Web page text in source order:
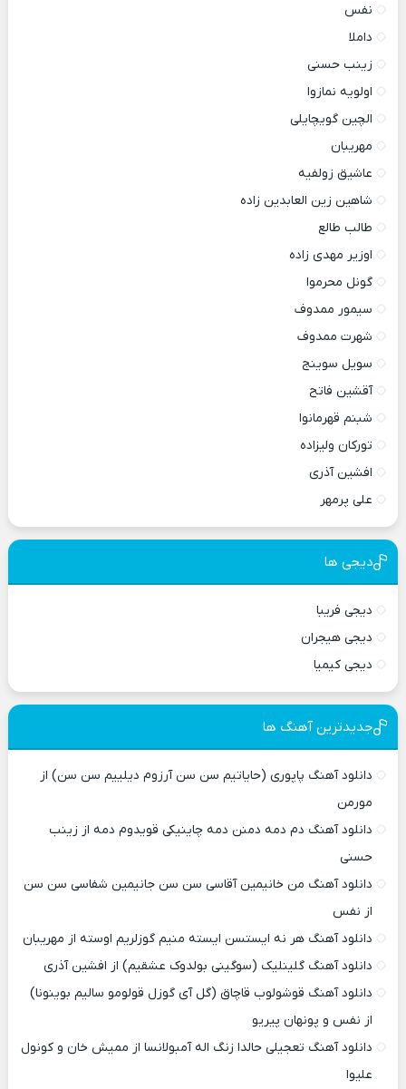
نفس
داملا
زینب حسنی
اولویه نمازوا
الچین گویچایلی
مهریبان
عاشیق زولفیه
شاهین زین العابدین زاده
طالب طالع
اوزیر مهدی زاده
گونل محرموا
سیمور ممدوف
شهرت ممدوف
سویل سوینج
آقشین فاتح
شبنم قهرمانوا
تورکان ولیزاده
افشین آذری
علی پرمهر
دیجی ها
دیجی فریبا
دیجی هیجران
دیجی کیمیا
جدیدترین آهنگ ها
دانلود آهنگ پاپوری (حایاتیم سن سن آرزوم دیلییم سن سن) از
مورمن
دانلود آهنگ دم دمه دمنن دمه چاینیکی قویدوم دمه از زینب
حسنی
دانلود آهنگ من خانیمین آقاسی سن سن جانیمین شفاسی سن سن
از نفس
دانلود آهنگ هر نه ایستسن ایسته منیم گوزلریم اوسته از مهریبان
دانلود آهنگ گلینلیک (سوگینی بولدوک عشقیم) از افشین آذری
دانلود آهنگ قوشولوب قاچاق (گل آی گوزل قولومو سالیم بوینونا)
از نفس و پونهان پیریو
دانلود آهنگ تعجیلی حالدا زنگ اله آمبولانسا از ممیش خان و کونول
علیوا